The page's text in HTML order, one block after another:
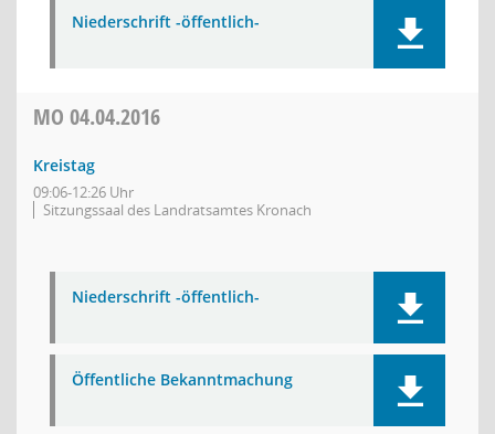
Niederschrift -öffentlich-
MO 04.04.2016
Kreistag
09:06-12:26 Uhr
Sitzungssaal des Landratsamtes Kronach
Niederschrift -öffentlich-
Öffentliche Bekanntmachung